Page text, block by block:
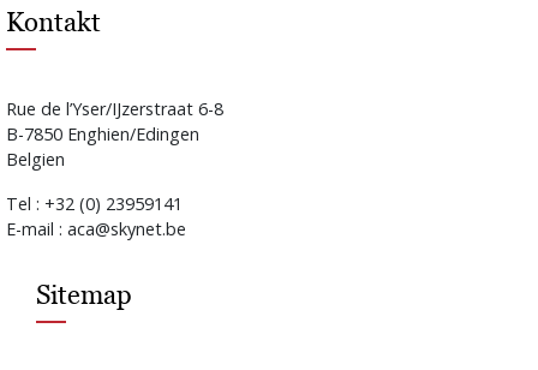
Kontakt
Rue de l’Yser/IJzerstraat 6-8
B-7850 Enghien/Edingen
Belgien
Tel : +32 (0) 23959141
E-mail : aca@skynet.be
Sitemap